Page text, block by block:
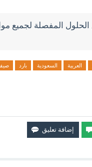
المفصلة لجميع
العربية السعودية بارد